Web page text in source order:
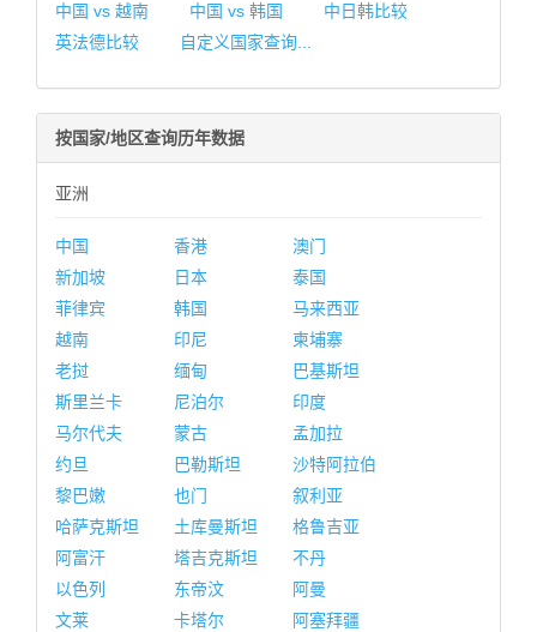
中国 vs 越南
中国 vs 韩国
中日韩比较
英法德比较
自定义国家查询...
按国家/地区查询历年数据
亚洲
中国 香港
澳门
新加坡
日本
泰国
菲律宾
韩国
马来西亚
越南
印尼
柬埔寨
老挝
缅甸
巴基斯坦
斯里兰卡
尼泊尔
印度
马尔代夫
蒙古
孟加拉
约旦
巴勒斯坦
沙特阿拉伯
黎巴嫩
也门
叙利亚
哈萨克斯坦
土库曼斯坦
格鲁吉亚
阿富汗
塔吉克斯坦
不丹
以色列
东帝汶
阿曼
文莱
卡塔尔
阿塞拜疆